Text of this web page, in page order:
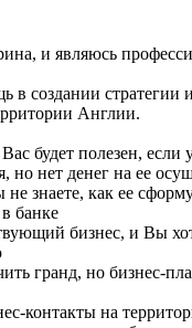
и являюсь
в создании стратегии
Англии.
будет полезен, если
но нет денег на ее
знаете, как ее
банке
бизнес, и Вы
гранд, но бизнес-
контакты на